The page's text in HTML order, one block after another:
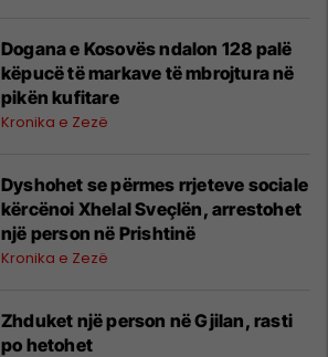
Dogana e Kosovës ndalon 128 palë
këpucë të markave të mbrojtura në
pikën kufitare
Kronika e Zezë
Dyshohet se përmes rrjeteve sociale
kërcënoi Xhelal Sveçlën, arrestohet
një person në Prishtinë
Kronika e Zezë
Zhduket një person në Gjilan, rasti
po hetohet